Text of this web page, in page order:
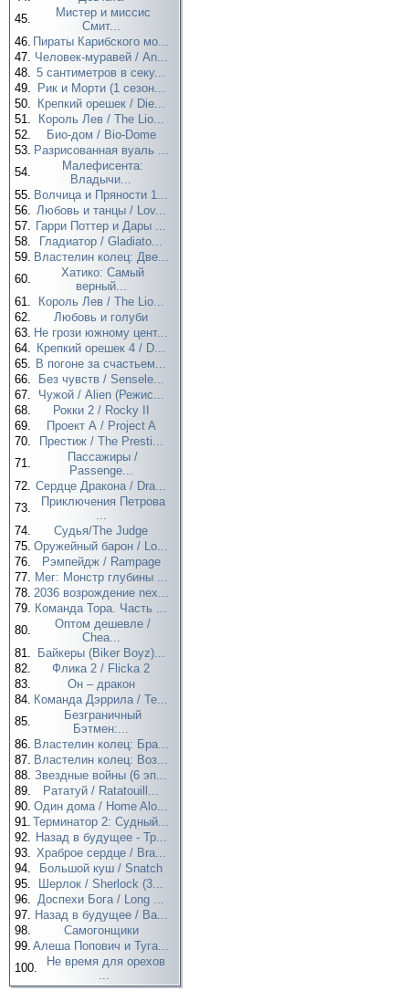
45.
Мистер и миссис
Смит...
46. Пираты Карибского мо...
47. Человек-муравей / An...
48. 5 сантиметров в секу...
49.
Рик и Морти (1 сезон...
50.
Крепкий орешек / Die...
51.
Король Лев / The Lio...
52.
Био-дом / Bio-Dome
53. Разрисованная вуаль ...
54.
Малефисента:
Владычи...
55. Волчица и Пряности 1...
56. Любовь и танцы / Lov...
57. Гарри Поттер и Дары ...
58.
Гладиатор / Gladiato...
59. Властелин колец: Две...
60.
Хатико: Самый
верный...
61.
Король Лев / The Lio...
62.
Любовь и голуби
63. Не грози южному цент...
64. Крепкий орешек 4 / D...
65. В погоне за счастьем...
66.
Без чувств / Sensele...
67.
Чужой / Alien (Режис...
68.
Рокки 2 / Rocky II
69.
Проект А / Project A
70.
Престиж / The Presti...
71.
Пассажиры /
Passenge...
72. Сердце Дракона / Dra...
73.
Приключения Петрова
...
74.
Судья/The Judge
75. Оружейный барон / Lo...
76.
Рэмпейдж / Rampage
77. Мег: Монстр глубины ...
78. 2036 возрождение nex...
79. Команда Тора. Часть ...
80.
Оптом дешевле /
Chea...
81.
Байкеры (Biker Boyz)...
82.
Флика 2 / Flicka 2
83.
Он – дракон
84. Команда Дэррила / Te...
85.
Безграничный
Бэтмен:...
86. Властелин колец: Бра...
87. Властелин колец: Воз...
88. Звездные войны (6 эп...
89.
Рататуй / Ratatouill...
90. Один дома / Home Alo...
91. Терминатор 2: Судный...
92. Назад в будущее - Тр...
93. Храброе сердце / Bra...
94.
Большой куш / Snatch
95.
Шерлок / Sherlock (3...
96. Доспехи Бога / Long ...
97. Назад в будущее / Ba...
98.
Самогонщики
99. Алеша Попович и Туга...
100.
Не время для орехов
...